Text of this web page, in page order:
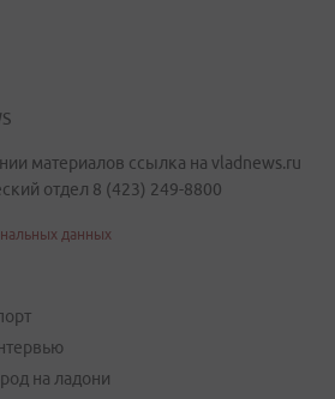
материалов ссылка на vladnews.ru
отдел 8 (423) 249-8800
данных
на ладони